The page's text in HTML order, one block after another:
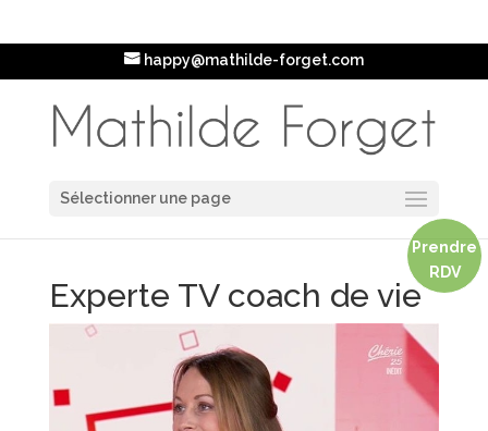
happy@mathilde-forget.com
Sélectionner une page
Experte TV coach de vie
Prendre
RDV